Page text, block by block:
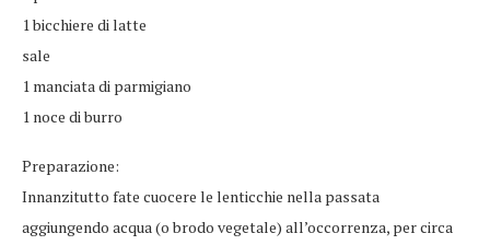
1 bicchiere di latte
sale
1 manciata di parmigiano
1 noce di burro
Preparazione:
Innanzitutto fate cuocere le lenticchie nella passata
aggiungendo acqua (o brodo vegetale) all’occorrenza, per circa